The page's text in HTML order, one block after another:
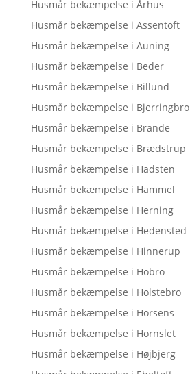
Husmår bekæmpelse i Århus
Husmår bekæmpelse i Assentoft
Husmår bekæmpelse i Auning
Husmår bekæmpelse i Beder
Husmår bekæmpelse i Billund
Husmår bekæmpelse i Bjerringbro
Husmår bekæmpelse i Brande
Husmår bekæmpelse i Brædstrup
Husmår bekæmpelse i Hadsten
Husmår bekæmpelse i Hammel
Husmår bekæmpelse i Herning
Husmår bekæmpelse i Hedensted
Husmår bekæmpelse i Hinnerup
Husmår bekæmpelse i Hobro
Husmår bekæmpelse i Holstebro
Husmår bekæmpelse i Horsens
Husmår bekæmpelse i Hornslet
Husmår bekæmpelse i Højbjerg